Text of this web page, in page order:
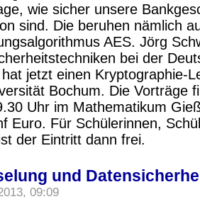
wie sicher unsere
sind. Die beruhen nämlich
AES. Jörg
bei der
jetzt einen Kryptographie-
Bochum. Die Vorträge
Uhr im Mathematikum
Euro. Für Schülerinnen,
der Eintritt dann frei.
und
09:09